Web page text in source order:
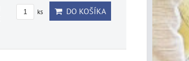
ks DO KOŠÍKA